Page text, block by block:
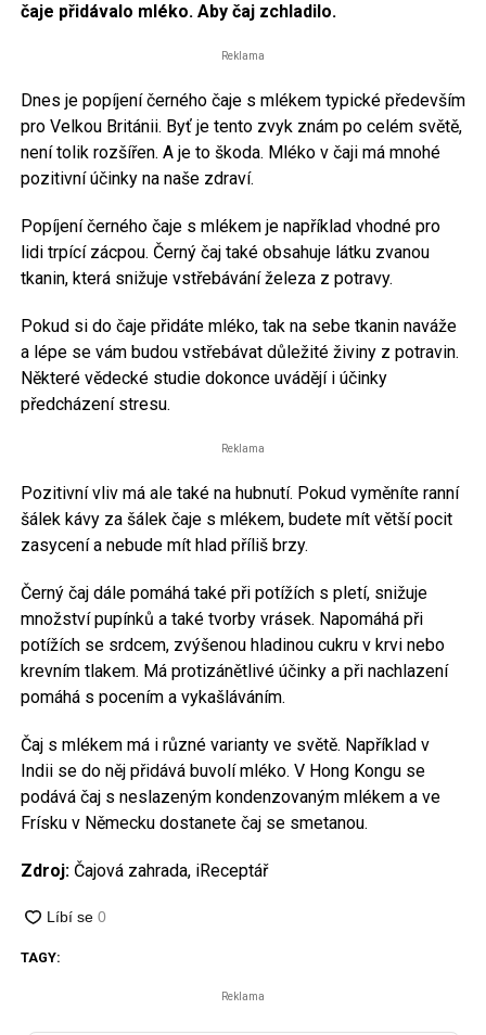
čaje přidávalo mléko. Aby čaj zchladilo.
Reklama
Dnes je popíjení černého čaje s mlékem typické především
pro Velkou Británii. Byť je tento zvyk znám po celém světě,
není tolik rozšířen. A je to škoda. Mléko v čaji má mnohé
pozitivní účinky na naše zdraví.
Popíjení černého čaje s mlékem je například vhodné pro
lidi trpící zácpou. Černý čaj také obsahuje látku zvanou
tkanin, která snižuje vstřebávání železa z potravy.
Pokud si do čaje přidáte mléko, tak na sebe tkanin naváže
a lépe se vám budou vstřebávat důležité živiny z potravin.
Některé vědecké studie dokonce uvádějí i účinky
předcházení stresu.
Reklama
Pozitivní vliv má ale také na hubnutí. Pokud vyměníte ranní
šálek kávy za šálek čaje s mlékem, budete mít větší pocit
zasycení a nebude mít hlad příliš brzy.
Černý čaj dále pomáhá také při potížích s pletí, snižuje
množství pupínků a také tvorby vrásek. Napomáhá při
potížích se srdcem, zvýšenou hladinou cukru v krvi nebo
krevním tlakem. Má protizánětlivé účinky a při nachlazení
pomáhá s pocením a vykašláváním.
Čaj s mlékem má i různé varianty ve světě. Například v
Indii se do něj přidává buvolí mléko. V Hong Kongu se
podává čaj s neslazeným kondenzovaným mlékem a ve
Frísku v Německu dostanete čaj se smetanou.
Zdroj: Čajová zahrada, iReceptář
TAGY:
Reklama